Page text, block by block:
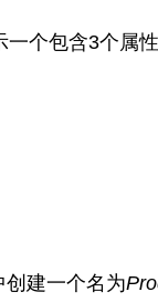
一个包含3个属
建一个名为